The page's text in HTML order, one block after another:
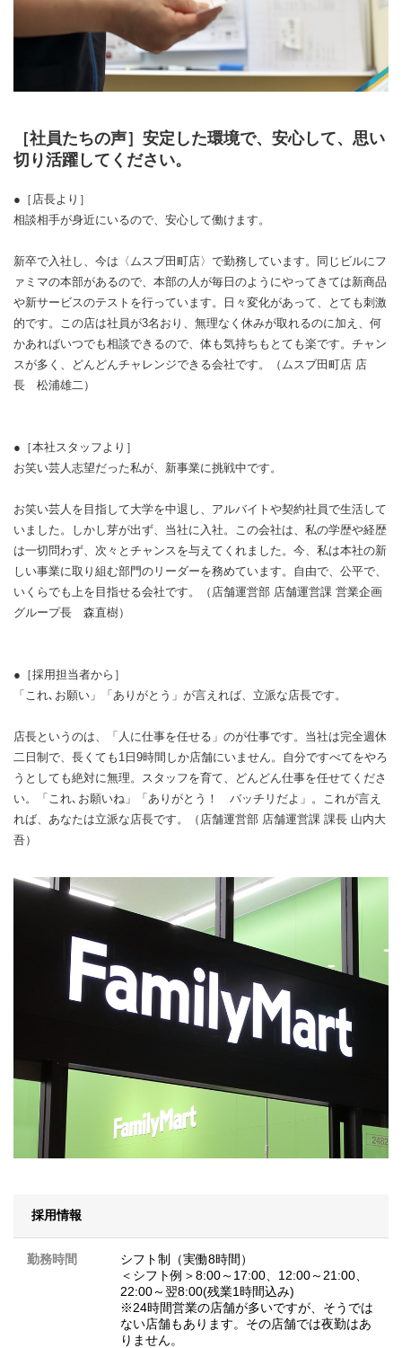
［社員たちの声］安定した環境で、安心して、思い
切り活躍してください。
●［店長より］
相談相手が身近にいるので、安心して働けます。
新卒で入社し、今は〈ムスブ田町店〉で勤務しています。同じビルにフ
ァミマの本部があるので、本部の人が毎日のようにやってきては新商品
や新サービスのテストを行っています。日々変化があって、とても刺激
的です。この店は社員が3名おり、無理なく休みが取れるのに加え、何
かあればいつでも相談できるので、体も気持ちもとても楽です。チャン
スが多く、どんどんチャレンジできる会社です。（ムスブ田町店 店
長 松浦雄二）
●［本社スタッフより］
お笑い芸人志望だった私が、新事業に挑戦中です。
お笑い芸人を目指して大学を中退し、アルバイトや契約社員で生活して
いました。しかし芽が出ず、当社に入社。この会社は、私の学歴や経歴
は一切問わず、次々とチャンスを与えてくれました。今、私は本社の新
しい事業に取り組む部門のリーダーを務めています。自由で、公平で、
いくらでも上を目指せる会社です。（店舗運営部 店舗運営課 営業企画
グループ長 森直樹）
●［採用担当者から］
「これ､お願い」「ありがとう」が言えれば、立派な店長です。
店長というのは、「人に仕事を任せる」のが仕事です。当社は完全週休
二日制で、長くても1日9時間しか店舗にいません。自分ですべてをやろ
うとしても絶対に無理。スタッフを育て、どんどん仕事を任せてくださ
い。「これ､お願いね」「ありがとう！ バッチリだよ」。これが言え
れば、あなたは立派な店長です。（店舗運営部 店舗運営課 課長 山内大
吾）
採用情報
勤務時間
シフト制（実働8時間）
＜シフト例＞8:00～17:00、12:00～21:00、
22:00～翌8:00(残業1時間込み)
※24時間営業の店舗が多いですが、そうでは
ない店舗もあります。その店舗では夜勤はあ
りません。